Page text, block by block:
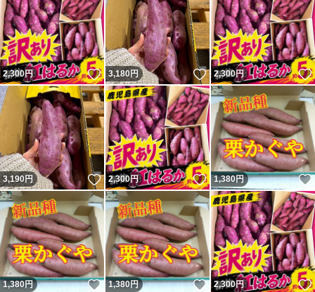
2,300円 いいね！
3,180円 いいね！
2,300円
3,190円 いいね！
2,300円 いいね！
1,380円
1,380円 いいね！
1,380円 いいね！
2,300円